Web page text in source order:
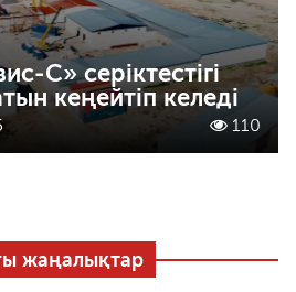
С» серіктестігі
кеңейтіп келеді
110
жаңалықтар